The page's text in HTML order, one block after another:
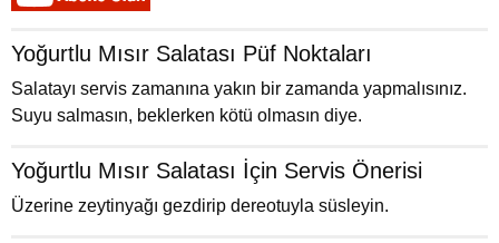
Yoğurtlu Mısır Salatası Püf Noktaları
Salatayı servis zamanına yakın bir zamanda yapmalısınız.
Suyu salmasın, beklerken kötü olmasın diye.
Yoğurtlu Mısır Salatası İçin Servis Önerisi
Üzerine zeytinyağı gezdirip dereotuyla süsleyin.